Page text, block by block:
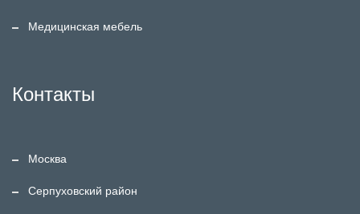
Медицинская мебель
Контакты
Москва
Серпуховский район